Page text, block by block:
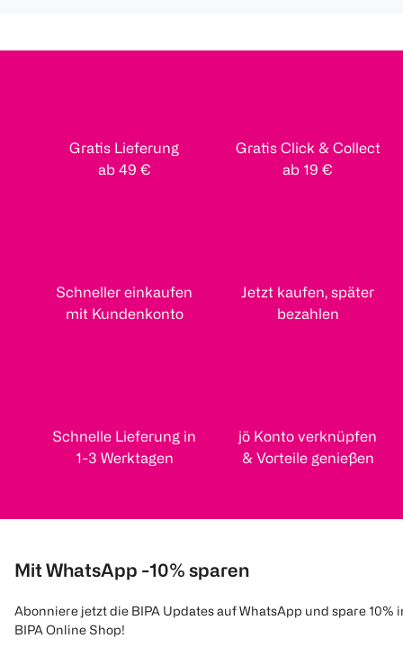
Gratis Lieferung
ab 49 €
Gratis Click & Collect
ab 19 €
Schneller einkaufen
mit Kundenkonto
Jetzt kaufen, später
bezahlen
Schnelle Lieferung in
1-3 Werktagen
jö Konto verknüpfen
& Vorteile genießen
Mit WhatsApp -10% sparen
Abonniere jetzt die BIPA Updates auf WhatsApp und spare 10%
BIPA Online Shop!